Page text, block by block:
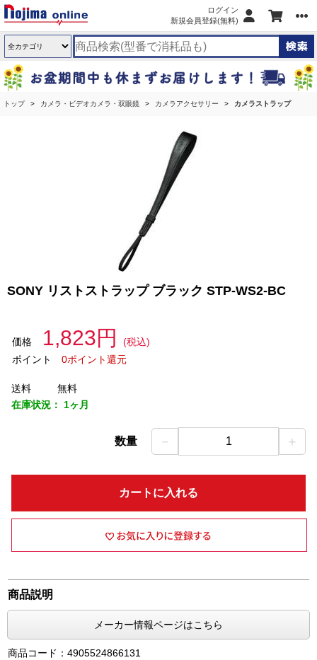
ログイン
新規会員登録(無料)
トップ カメラ・ビデオカメラ・双眼鏡 カメラアクセサリー カメラストラップ
SONY リストストラップ ブラック STP-WS2-BC
価格 1,823円
(税込)
ポイント
0ポイント還元
送料
無料
在庫状況： 1ヶ月
数量 － 1 ＋
カートに入れる
商品説明
メーカー情報ページはこちら
商品コード：4905524866131